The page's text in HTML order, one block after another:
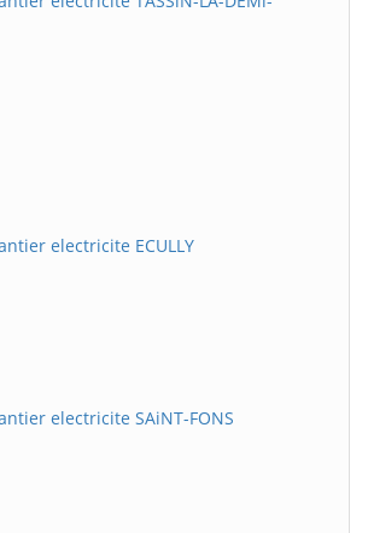
electricite ECULLY
electricite SAiNT-FONS